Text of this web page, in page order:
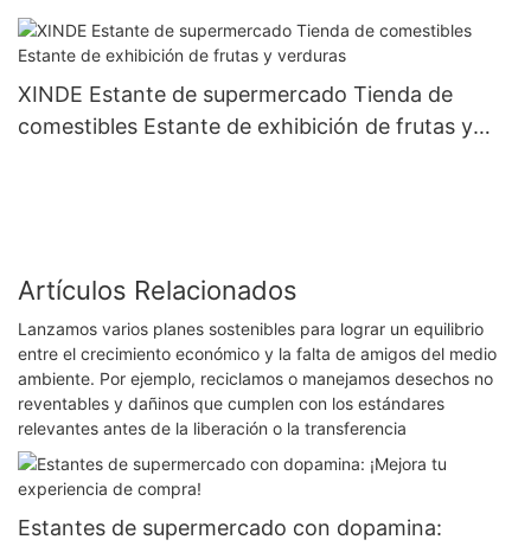
XINDE Estante de supermercado Tienda de
comestibles Estante de exhibición de frutas y
Artículos Relacionados
Lanzamos varios planes sostenibles para lograr un equilibrio
entre el crecimiento económico y la falta de amigos del medio
ambiente. Por ejemplo, reciclamos o manejamos desechos no
reventables y dañinos que cumplen con los estándares
relevantes antes de la liberación o la transferencia
Estantes de supermercado con dopamina: